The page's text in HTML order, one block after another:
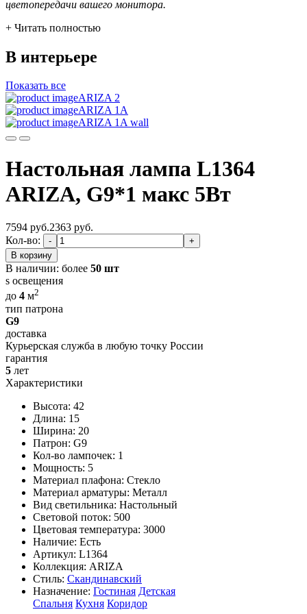
цветопередачи вашего монитора.
+ Читать полностью
В интерьере
Показать все
ARIZA 2
ARIZA 1A
ARIZA 1A wall
Настольная лампа L1364
ARIZA, G9*1 макс 5Вт
7594 руб.2363 руб.
Кол-во:
-
+
В корзину
В наличии: более 50 шт
s освещения
до 4 м2
тип патрона
G9
доставка
Курьерская служба в любую точку России
гарантия
5 лет
Характеристики
Высота: 42
Длина: 15
Ширина: 20
Патрон: G9
Кол-во лампочек: 1
Мощность: 5
Материал плафона: Стекло
Материал арматуры: Металл
Вид светильника: Настольный
Световой поток: 500
Цветовая температура: 3000
Наличие: Есть
Артикул: L1364
Коллекция: ARIZA
Стиль: Скандинавский
Назначение: Гостиная Детская
Спальня Кухня Коридор